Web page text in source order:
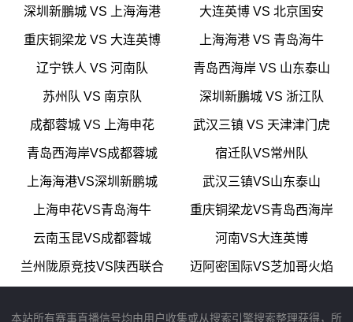
深圳新鵬城 VS 上海海港 大连英博 VS 北京国安
重庆铜梁龙 VS 大连英博 上海海港 VS 青岛海牛
辽宁铁人 VS 河南队 青岛西海岸 VS 山东泰山
苏州队 VS 南京队 深圳新鵬城 VS 浙江队
成都蓉城 VS 上海申花 武汉三镇 VS 天津津门虎
青岛西海岸VS成都蓉城 宿迁队VS常州队
上海海港VS深圳新鹏城 武汉三镇VS山东泰山
上海申花VS青岛海牛 重庆铜梁龙VS青岛西海岸
云南玉昆VS成都蓉城 河南VS大连英博
兰州陇原竞技VS陕西联合 迈阿密国际VS芝加哥火焰
本站所有赛事直播信号均由用户收集或从搜索引擎搜索整理获得，所